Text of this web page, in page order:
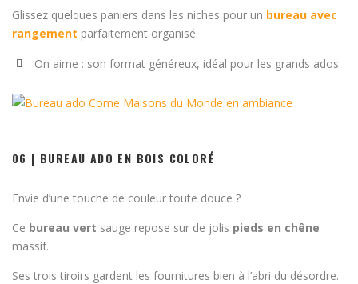
Glissez quelques paniers dans les niches pour un bureau avec
rangement parfaitement organisé.
On aime : son format généreux, idéal pour les grands ados
06 | BUREAU ADO EN BOIS COLORÉ
Envie d’une touche de couleur toute douce ?
Ce bureau vert sauge repose sur de jolis pieds en chêne
massif.
Ses trois tiroirs gardent les fournitures bien à l’abri du désordre.